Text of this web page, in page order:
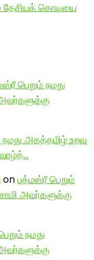
தேசியக் கொடியை
பெறும் நமது
அகத்தமிழ் உறவு
onபத்மஸ்ரீ பெறும்
அவர்களுக்கு
நமது